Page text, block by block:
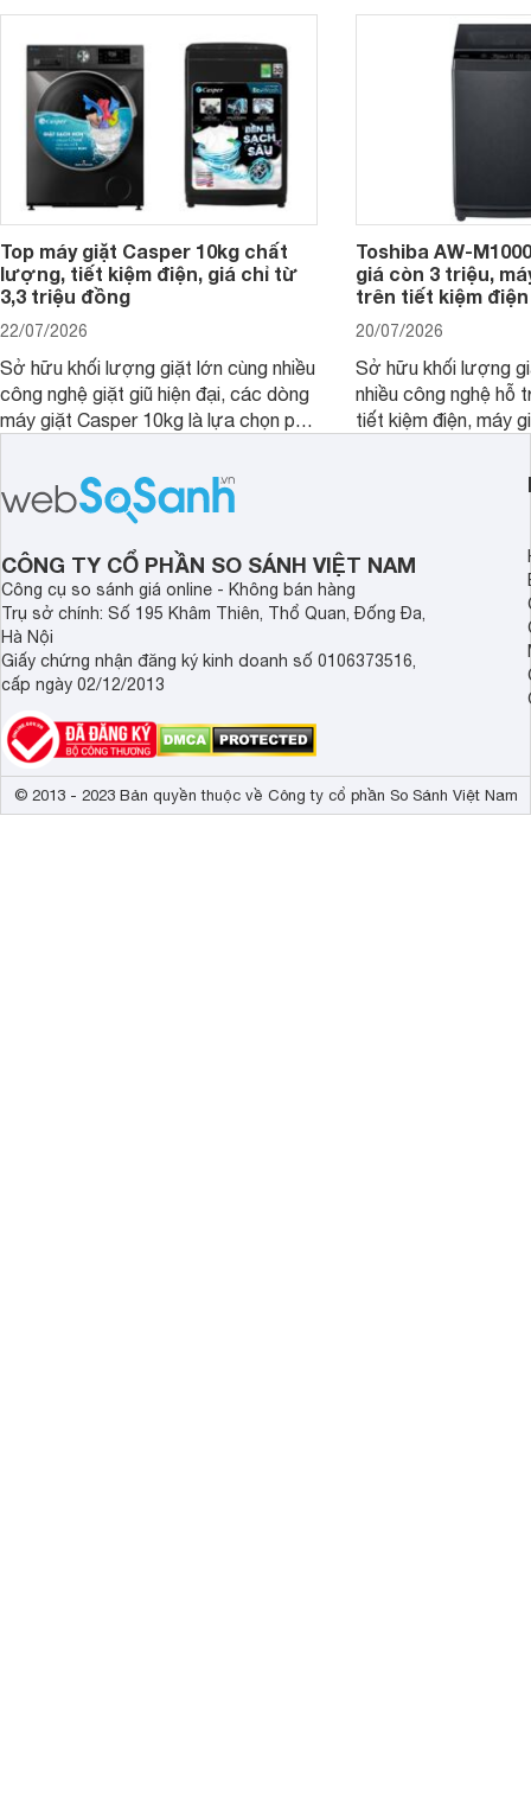
Top máy giặt Casper 10kg chất
lượng, tiết kiệm điện, giá chỉ từ
3,3 triệu đồng
22/07/2026
Sở hữu khối lượng giặt lớn cùng nhiều
công nghệ giặt giũ hiện đại, các dòng
máy giặt Casper 10kg là lựa chọn phù
Toshiba AW-
giá còn 3 triệu,
trên tiết kiệm
20/07/2026
Sở hữu khối lượng
nhiều công nghệ hỗ
tiết kiệm điện, máy
nhắc cho các gia
bán hiện đã giảm
CÔNG TY CỔ PHẦN SO SÁNH VIỆT NAM
Công cụ so sánh giá online - Không bán hàng
Trụ sở chính: Số 195 Khâm Thiên, Thổ Quan, Đống Đa,
Hà Nội
Giấy chứng nhận đăng ký kinh doanh số 0106373516,
cấp ngày 02/12/2013
© 2013 - 2023 Bản quyền thuộc về Công ty cổ phần So Sánh Việt Nam